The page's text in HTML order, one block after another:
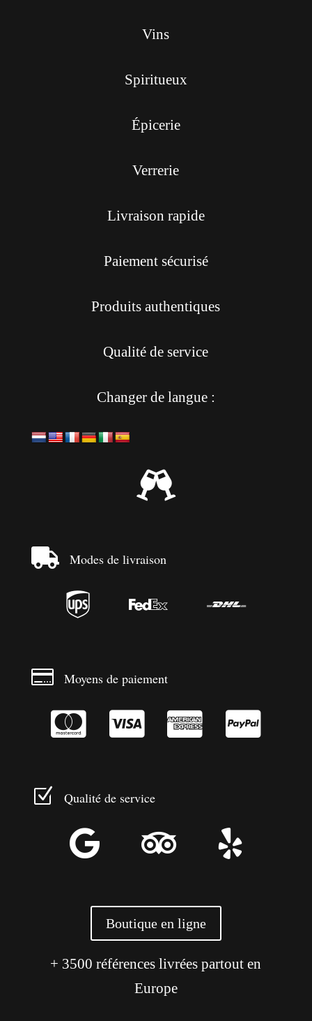
Vins
Spiritueux
Épicerie
Verrerie
Livraison rapide
Paiement sécurisé
Produits authentiques
Qualité de service
Changer de langue :

 Modes de livraison
  
 Moyens de paiement
   
Z Qualité de service
  
Boutique en ligne
+ 3500 références livrées partout en
Europe